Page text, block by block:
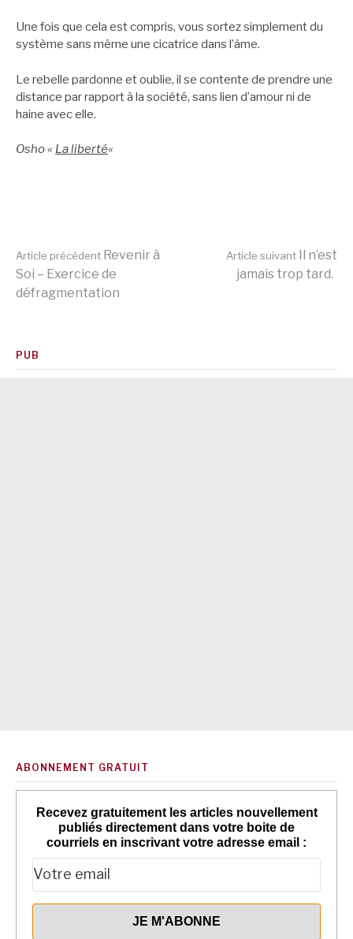
Une fois que cela est compris, vous sortez simplement du
système sans même une cicatrice dans l’âme.
Le rebelle pardonne et oublie, il se contente de prendre une
distance par rapport à la société, sans lien d’amour ni de
haine avec elle.
Osho « La liberté«
Lire
suite
Article précédent Revenir à
Soi – Exercice de
défragmentation
Article suivant Il n’est
jamais trop tard.
PUB
ABONNEMENT GRATUIT
Recevez gratuitement les articles nouvellement
publiés directement dans votre boite de
courriels en inscrivant votre adresse email :